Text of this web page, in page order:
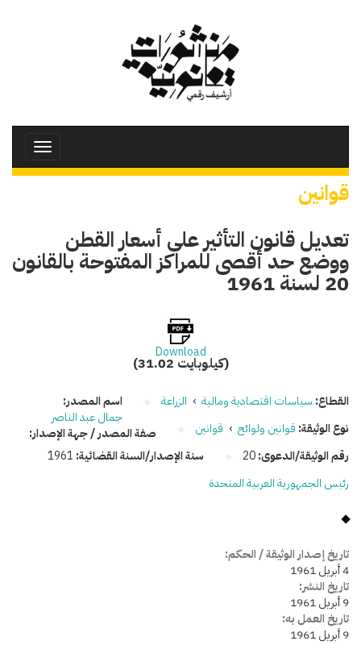
Toggle
قوانين
تعديل قانون التأثير على أسعار القطن
ووضع حد أقصى للمراكز المفتوحة بالقانون
20 لسنة 1961
Download
(31.02 كيلوبايت)
القطاع: سياسات اقتصادية ومالية › الزراعة
نوع الوثيقة: قوانين ولوائح › قوانين
رقم الوثيقة/الدعوى:20 سنة الإصدار/السنة القضائية: 1961
اسم المصدر:
جمال عبد الناصر
صفة المصدر / جهة الإصدار:
رئيس الجمهورية العربية المتحدة
تاريخ إصدار الوثيقة / الحكم:
4 أبريل 1961
تاريخ النشر:
9 أبريل 1961
تاريخ العمل به:
9 أبريل 1961